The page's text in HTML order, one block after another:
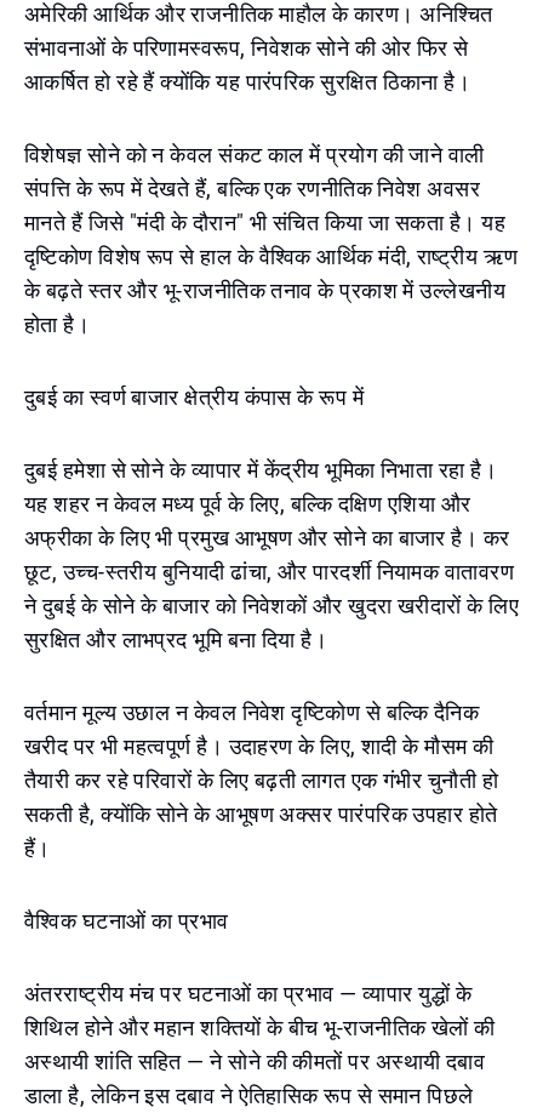
अमेरिकी आर्थिक और राजनीतिक माहौल के कारण। अनिश्चित
संभावनाओं के परिणामस्वरूप, निवेशक सोने की ओर फिर से
आकर्षित हो रहे हैं क्योंकि यह पारंपरिक सुरक्षित ठिकाना है।
विशेषज्ञ सोने को न केवल संकट काल में प्रयोग की जाने वाली
संपत्ति के रूप में देखते हैं, बल्कि एक रणनीतिक निवेश अवसर
मानते हैं जिसे "मंदी के दौरान" भी संचित किया जा सकता है। यह
दृष्टिकोण विशेष रूप से हाल के वैश्विक आर्थिक मंदी, राष्ट्रीय ऋण
के बढ़ते स्तर और भू-राजनीतिक तनाव के प्रकाश में उल्लेखनीय
होता है।
दुबई का स्वर्ण बाजार क्षेत्रीय कंपास के रूप में
दुबई हमेशा से सोने के व्यापार में केंद्रीय भूमिका निभाता रहा है।
यह शहर न केवल मध्य पूर्व के लिए, बल्कि दक्षिण एशिया और
अफ्रीका के लिए भी प्रमुख आभूषण और सोने का बाजार है। कर
छूट, उच्च-स्तरीय बुनियादी ढांचा, और पारदर्शी नियामक वातावरण
ने दुबई के सोने के बाजार को निवेशकों और खुदरा खरीदारों के लिए
सुरक्षित और लाभप्रद भूमि बना दिया है।
वर्तमान मूल्य उछाल न केवल निवेश दृष्टिकोण से बल्कि दैनिक
खरीद पर भी महत्वपूर्ण है। उदाहरण के लिए, शादी के मौसम की
तैयारी कर रहे परिवारों के लिए बढ़ती लागत एक गंभीर चुनौती हो
सकती है, क्योंकि सोने के आभूषण अक्सर पारंपरिक उपहार होते
हैं।
वैश्विक घटनाओं का प्रभाव
अंतरराष्ट्रीय मंच पर घटनाओं का प्रभाव — व्यापार युद्धों के
शिथिल होने और महान शक्तियों के बीच भू-राजनीतिक खेलों की
अस्थायी शांति सहित — ने सोने की कीमतों पर अस्थायी दबाव
डाला है, लेकिन इस दबाव ने ऐतिहासिक रूप से समान पिछले